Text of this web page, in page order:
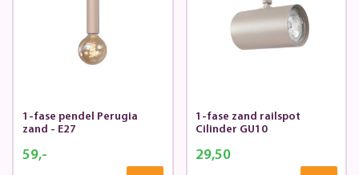
1-fase pendel Perugia
zand - E27
59,-
1-fase zand railspot
Cilinder GU10
29,50